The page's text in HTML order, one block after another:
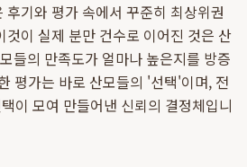
기와 평가 속에서 꾸준히 최상위권
것이 실제 분만 건수로 이어진 것은 산
들의 만족도가 얼마나 높은지를 방증
평가는 바로 산모들의 '선택'이며, 전
이 모여 만들어낸 신뢰의 결정체입니